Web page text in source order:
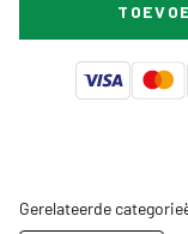
Gerelateerde